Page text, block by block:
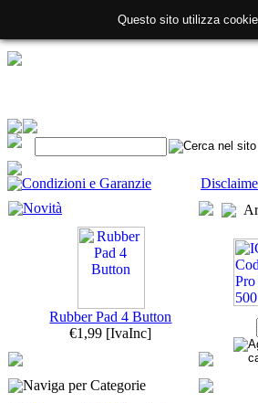
Condizioni e Garanzie
Novità
Rubber Pad 4 Button
€1,99 [IvaInc]
Naviga per Categorie
Questo sito utilizza